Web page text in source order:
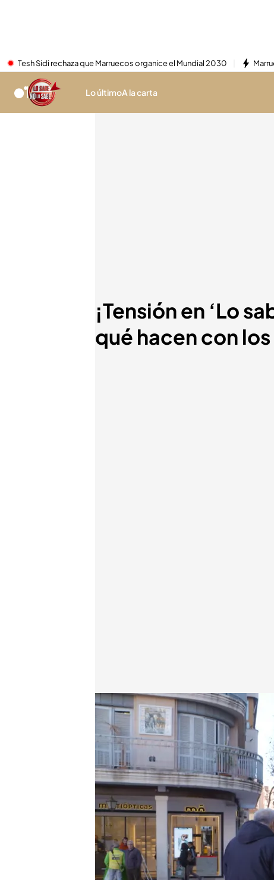
Tesh Sidi rechaza que Marruecos organice el Mundial 2030
Lo últimoA la carta
¡Tensión en ‘Lo
qué hacen con
Tere y Paco debaten qué hacer con el dinero
Lo sabe, no lo sabe
03 FEB 2025 - 19:50h.
Tere y Paco
aseguraban los 1.000
Pese a las dudas y la
acuerdo: “Pues nada,
Xuso Jones envía un
sabe, no lo sabe'